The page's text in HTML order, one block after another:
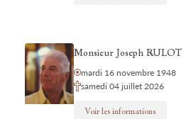
Monsieur Joseph RULOT
mardi 16 novembre 1948
samedi 04 juillet 2026
Voir les informations